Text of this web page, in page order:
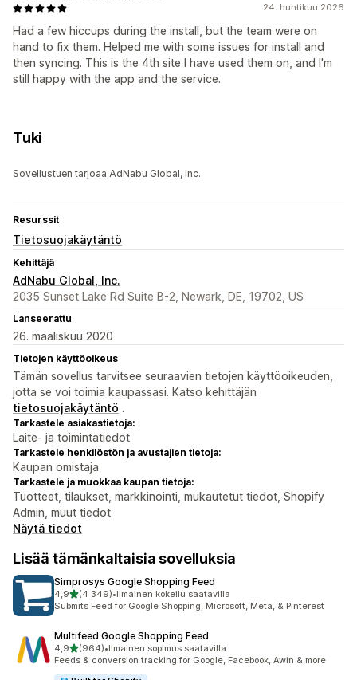
24. huhtikuu 2026
Had a few hiccups during the install, but the team were on
hand to fix them. Helped me with some issues for install and
then syncing. This is the 4th site I have used them on, and I'm
still happy with the app and the service.
Tuki
Sovellustuen tarjoaa AdNabu Global, Inc..
Resurssit
Tietosuojakäytäntö
Kehittäjä
AdNabu Global, Inc.
2035 Sunset Lake Rd Suite B-2, Newark, DE, 19702, US
Lanseerattu
26. maaliskuu 2020
Tietojen käyttöoikeus
Tämän sovellus tarvitsee seuraavien tietojen käyttöoikeuden,
jotta se voi toimia kaupassasi. Katso kehittäjän
tietosuojakäytäntö .
Tarkastele asiakastietoja:
Laite- ja toimintatiedot
Tarkastele henkilöstön ja avustajien tietoja:
Kaupan omistaja
Tarkastele ja muokkaa kaupan tietoja:
Tuotteet, tilaukset, markkinointi, mukautetut tiedot, Shopify
Admin, muut tiedot
Näytä tiedot
Lisää tämänkaltaisia sovelluksia
Simprosys Google Shopping Feed
4,9/ 5 tähteä
(4 349)
4349 arvostelua yhteensä
•Ilmainen kokeilu saatavilla
Submits Feed for Google Shopping, Microsoft, Meta, & Pinterest
Multifeed Google Shopping Feed
4,9/ 5 tähteä
(964)
964 arvostelua yhteensä
•Ilmainen sopimus saatavilla
Feeds & conversion tracking for Google, Facebook, Awin & more